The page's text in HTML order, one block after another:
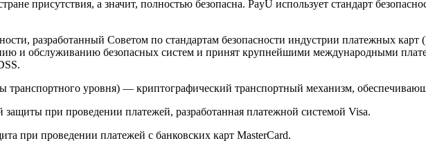
присутствия, а значит, полностью безопасна. PayU использует стандарт
разработанный Советом по стандартам безопасности индустрии платежных карт
и обслуживанию безопасных систем и принят крупнейшими международными
уровня) — криптографический транспортный механизм,
при проведении платежей, разработанная платежной системой Visa.
при проведении платежей с банковских карт MasterCard.